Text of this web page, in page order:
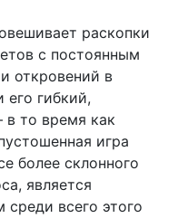
раскопки
с постоянным
откровений в
гибкий,
то время как
игра
более склонного
является
всего этого